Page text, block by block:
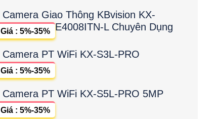
Camera Giao Thông KBvision KX-
E4008ITN-L Chuyên Dụng
Giá : 5%-35%
Camera PT WiFi KX-S3L-PRO
Giá : 5%-35%
Camera PT WiFi KX-S5L-PRO 5MP
Giá : 5%-35%